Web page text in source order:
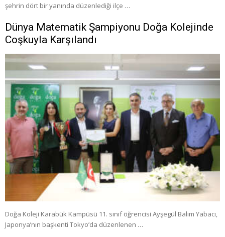
şehrin dört bir yanında düzenlediği ilçe …
Dünya Matematik Şampiyonu Doğa Kolejinde
Coşkuyla Karşılandı
Doğa Koleji Karabük Kampüsü 11. sınıf öğrencisi Ayşegül Balım Yabacı,
Japonya’nın başkenti Tokyo’da düzenlenen …